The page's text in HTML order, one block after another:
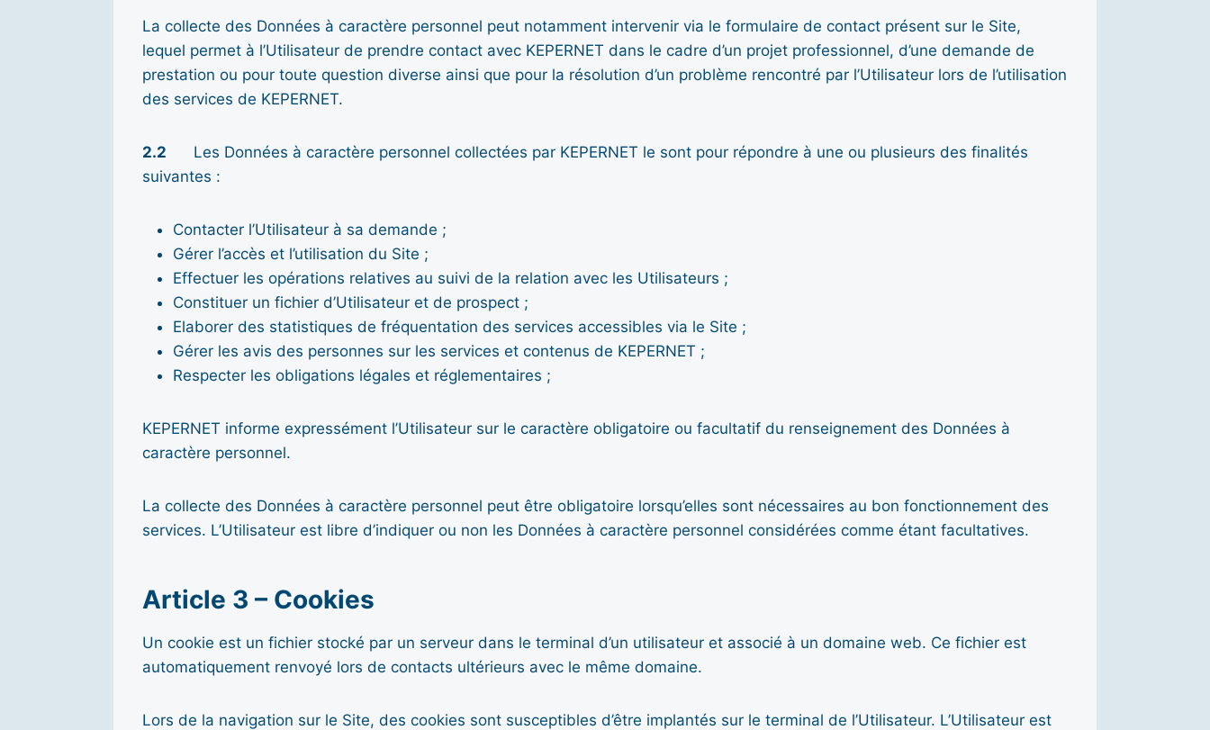
La collecte des Données à caractère personnel peut notamment intervenir via le formulaire de contact présent sur le Site,
lequel permet à l’Utilisateur de prendre contact avec KEPERNET dans le cadre d’un projet professionnel, d’une demande de
prestation ou pour toute question diverse ainsi que pour la résolution d’un problème rencontré par l’Utilisateur lors de l’utilisation
des services de KEPERNET.
2.2 Les Données à caractère personnel collectées par KEPERNET le sont pour répondre à une ou plusieurs des finalités
suivantes :
Contacter l’Utilisateur à sa demande ;
Gérer l’accès et l’utilisation du Site ;
Effectuer les opérations relatives au suivi de la relation avec les Utilisateurs ;
Constituer un fichier d’Utilisateur et de prospect ;
Elaborer des statistiques de fréquentation des services accessibles via le Site ;
Gérer les avis des personnes sur les services et contenus de KEPERNET ;
Respecter les obligations légales et réglementaires ;
KEPERNET informe expressément l’Utilisateur sur le caractère obligatoire ou facultatif du renseignement des Données à
caractère personnel.
La collecte des Données à caractère personnel peut être obligatoire lorsqu’elles sont nécessaires au bon fonctionnement des
services. L’Utilisateur est libre d’indiquer ou non les Données à caractère personnel considérées comme étant facultatives.
Article 3 – Cookies
Un cookie est un fichier stocké par un serveur dans le terminal d’un utilisateur et associé à un domaine web. Ce fichier est
automatiquement renvoyé lors de contacts ultérieurs avec le même domaine.
Lors de la navigation sur le Site, des cookies sont susceptibles d’être implantés sur le terminal de l’Utilisateur. L’Utilisateur est